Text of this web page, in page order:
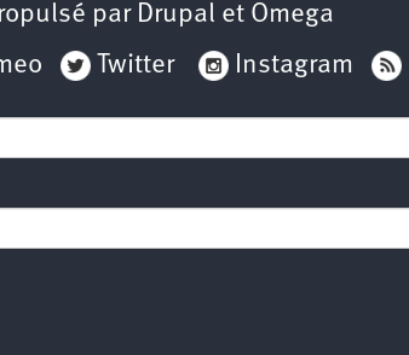
par Drupal et Omega
Twitter Instagram